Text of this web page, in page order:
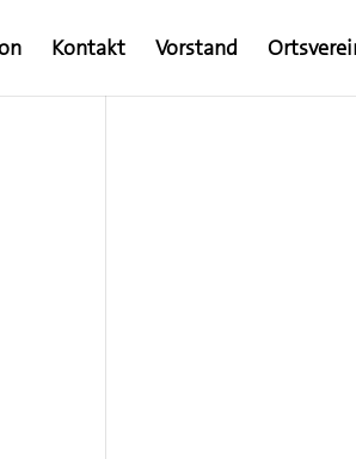
Kontakt Vorstand